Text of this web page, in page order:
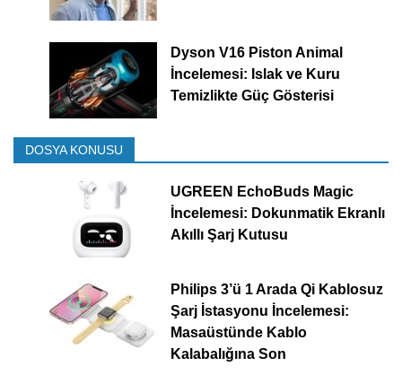
Dyson V16 Piston Animal
İncelemesi: Islak ve Kuru
Temizlikte Güç Gösterisi
DOSYA KONUSU
UGREEN EchoBuds Magic
İncelemesi: Dokunmatik Ekranlı
Akıllı Şarj Kutusu
Philips 3’ü 1 Arada Qi Kablosuz
Şarj İstasyonu İncelemesi:
Masaüstünde Kablo
Kalabalığına Son